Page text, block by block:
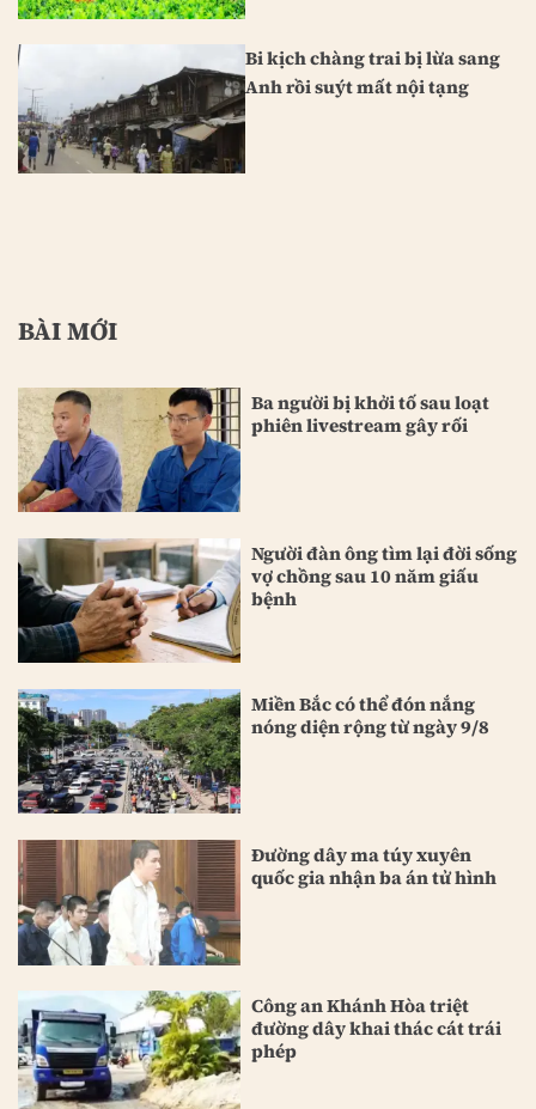
Bi kịch chàng trai bị lừa sang
Anh rồi suýt mất nội tạng
BÀI MỚI
Ba người bị khởi tố sau loạt
phiên livestream gây rối
Người đàn ông tìm lại đời sống
vợ chồng sau 10 năm giấu
bệnh
Miền Bắc có thể đón nắng
nóng diện rộng từ ngày 9/8
Đường dây ma túy xuyên
quốc gia nhận ba án tử hình
Công an Khánh Hòa triệt
đường dây khai thác cát trái
phép